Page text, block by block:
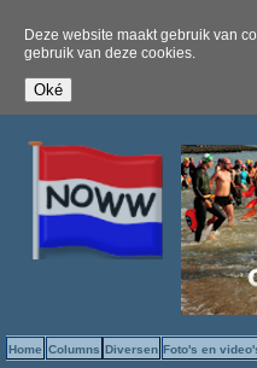
Deze website maakt gebruik van
gebruik van deze cookies.
Home Columns Diversen Foto's en